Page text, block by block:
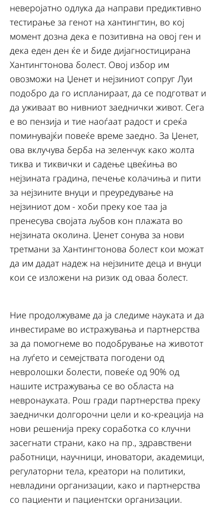
неверојатно одлука да направи предиктивно
тестирање за генот на хантингтин, во кој
момент дозна дека е позитивна на овој ген и
дека еден ден ќе и биде дијагностицирана
Хантингтонова болест. Овој избор им
овозможи на Џенет и нејзиниот сопруг Луи
подобро да го испланираат, да се подготват и
да уживаат во нивниот заеднички живот. Сега
е во пензија и тие наоѓаат радост и среќа
поминувајќи повеќе време заедно. За Џенет,
ова вклучува берба на зеленчук како жолта
тиква и тиквички и садење цвеќиња во
нејзината градина, печење колачиња и пити
за нејзините внуци и преуредување на
нејзиниот дом - хоби преку кое таа ја
пренесува својата љубов кон плажата во
нејзината околина. Џенет сонува за нови
третмани за Хантингтонова болест кои можат
да им дадат надеж на нејзините деца и внуци
кои се изложени на ризик од оваа болест.
Ние продолжуваме да ја следиме науката и да
инвестираме во истражувања и партнерства
за да помогнеме во подобрување на животот
на луѓето и семејствата погодени од
невролошки болести, повеќе од 90% од
нашите истражувања се во областа на
невронауката. Рош гради партнерства преку
заеднички долгорочни цели и ко-креација на
нови решенија преку соработка со клучни
засегнати страни, како на пр., здравствени
работници, научници, иноватори, академици,
регулаторни тела, креатори на политики,
невладини организации, како и партнерства
со пациенти и пациентски организации.